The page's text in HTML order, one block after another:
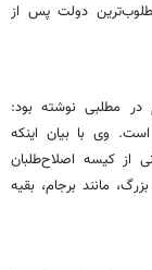
دولت پس از
مطلبی نوشته بود:
وی با بیان اینکه
از کیسه اصلاح‌طلبان
مانند برجام، بقیه